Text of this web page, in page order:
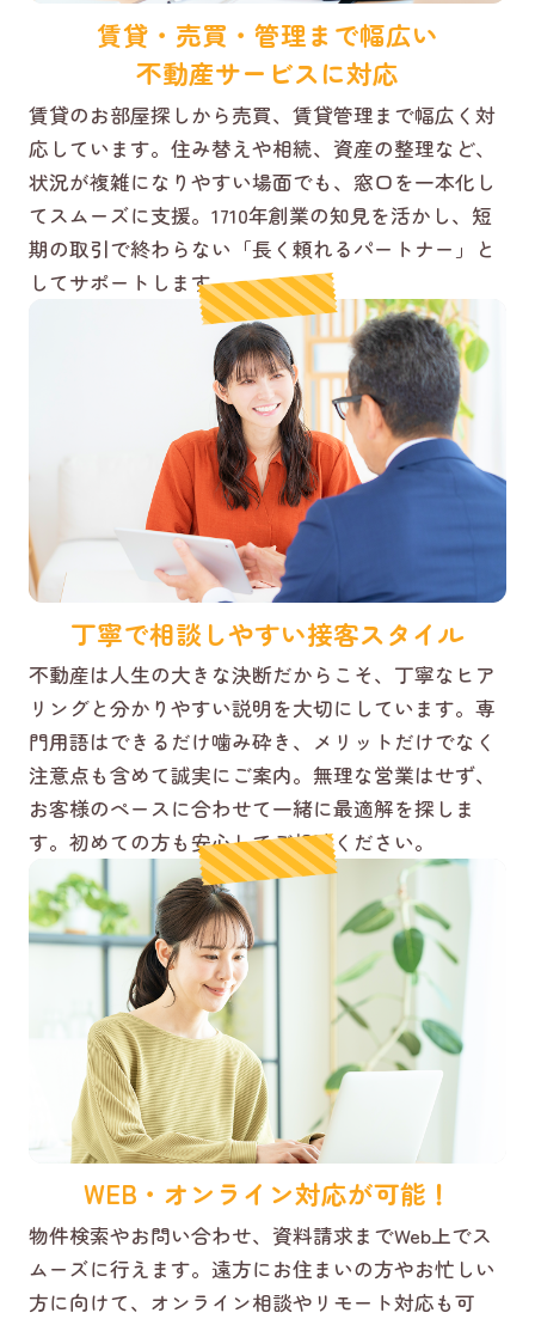
賃貸・売買・管理まで幅広い
不動産サービスに対応
賃貸のお部屋探しから売買、賃貸管理まで幅広く対
応しています。住み替えや相続、資産の整理など、
状況が複雑になりやすい場面でも、窓口を一本化し
てスムーズに支援。1710年創業の知見を活かし、短
期の取引で終わらない「長く頼れるパートナー」と
してサポートします。
丁寧で相談しやすい接客スタイル
不動産は人生の大きな決断だからこそ、丁寧なヒア
リングと分かりやすい説明を大切にしています。専
門用語はできるだけ噛み砕き、メリットだけでなく
注意点も含めて誠実にご案内。無理な営業はせず、
お客様のペースに合わせて一緒に最適解を探しま
す。初めての方も安心してご相談ください。
WEB・オンライン対応が可能！
物件検索やお問い合わせ、資料請求までWeb上でス
ムーズに行えます。遠方にお住まいの方やお忙しい
方に向けて、オンライン相談やリモート対応も可